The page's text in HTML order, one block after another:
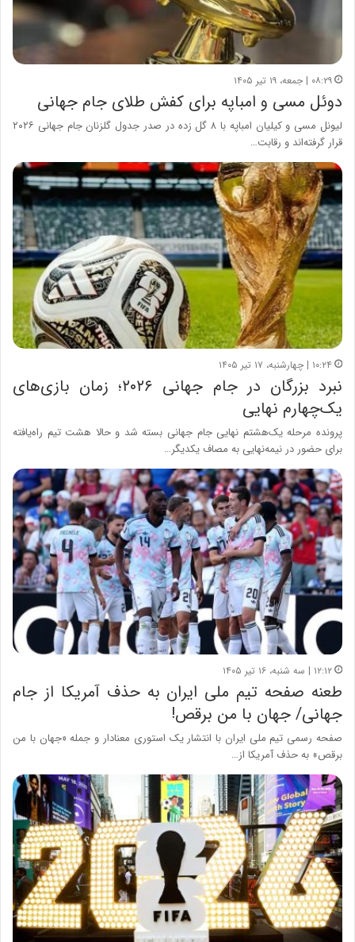
۰۸:۲۹ | جمعه، ۱۹ تیر ۱۴۰۵
دوئل مسی و امباپه برای کفش طلای جام جهانی
لیونل مسی و کیلیان امباپه با ۸ گل زده در صدر جدول گلزنان جام جهانی ۲۰۲۶
قرار گرفته‌اند و رقابت…
۱۰:۲۴ | چهارشنبه، ۱۷ تیر ۱۴۰۵
نبرد بزرگان در جام جهانی ۲۰۲۶؛ زمان بازی‌های
یک‌چهارم نهایی
پرونده مرحله یک‌هشتم نهایی جام جهانی بسته شد و حالا هشت تیم راه‌یافته
برای حضور در نیمه‌نهایی به مصاف یکدیگر…
۱۲:۱۲ | سه شنبه، ۱۶ تیر ۱۴۰۵
طعنه صفحه تیم‌ ملی ایران به حذف آمریکا از جام
جهانی/ جهان با من برقص!
صفحه رسمی تیم ملی ایران با انتشار یک استوری معنادار و جمله «جهان با من
برقص» به حذف آمریکا از…